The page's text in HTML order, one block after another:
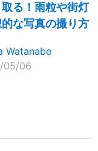
る！雨粒や街灯
な写真の撮り方
Watanabe
05/06